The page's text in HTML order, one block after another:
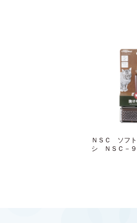
ＮＳＣ ソフト
シ ＮＳＣ－９